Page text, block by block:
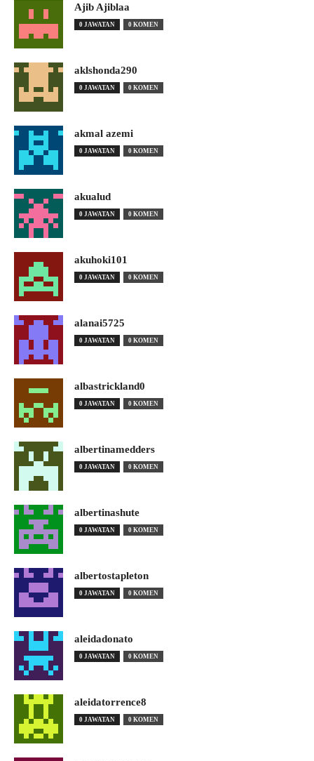
Ajib Ajiblaa
0 JAWATAN 0 KOMEN
aklshonda290
0 JAWATAN 0 KOMEN
akmal azemi
0 JAWATAN 0 KOMEN
akualud
0 JAWATAN 0 KOMEN
akuhoki101
0 JAWATAN 0 KOMEN
alanai5725
0 JAWATAN 0 KOMEN
albastrickland0
0 JAWATAN 0 KOMEN
albertinamedders
0 JAWATAN 0 KOMEN
albertinashute
0 JAWATAN 0 KOMEN
albertostapleton
0 JAWATAN 0 KOMEN
aleidadonato
0 JAWATAN 0 KOMEN
aleidatorrence8
0 JAWATAN 0 KOMEN